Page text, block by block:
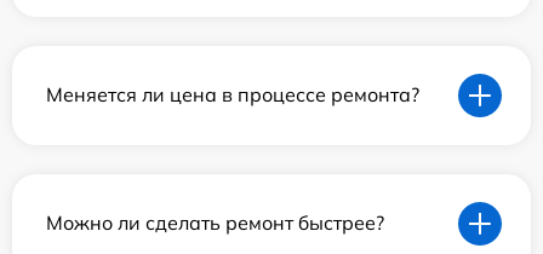
Меняется ли цена в процессе ремонта?
Можно ли сделать ремонт быстрее?